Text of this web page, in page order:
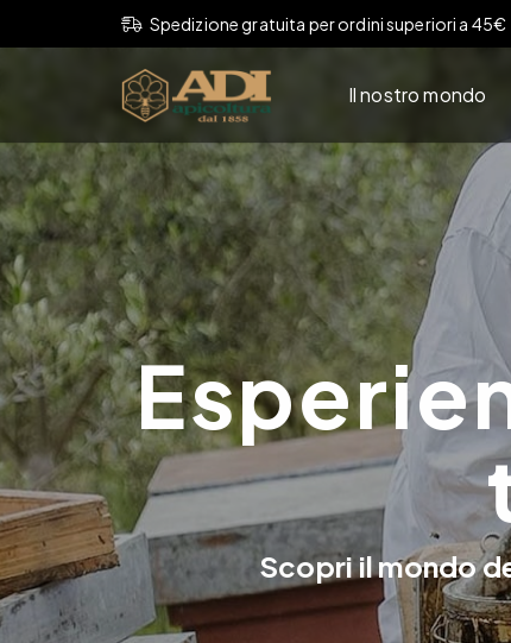
Spedizione gratuita per ordini superiori a 45€
Il nostro mondo
Scopri il mondo